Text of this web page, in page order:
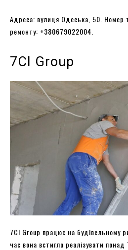
Адреса: вулиця Одеська, 50. Номер
ремонту: +380679022004.
7CI Group
7CI Group працює на будівельному
час вона встигла реалізувати понад